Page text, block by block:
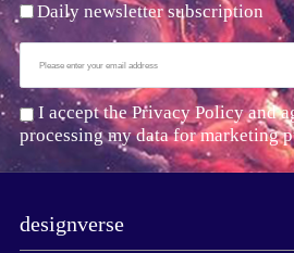
Daily newsletter subscription
I accept the Privacy Policy and
processing my data for marketing
designverse